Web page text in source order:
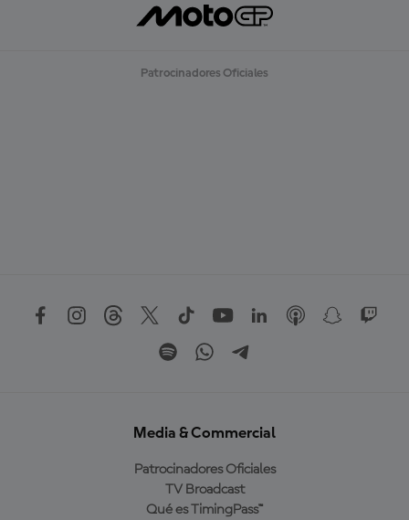
Patrocinadores Oficiales
Media & Commercial
Patrocinadores Oficiales
TV Broadcast
Qué es TimingPass™